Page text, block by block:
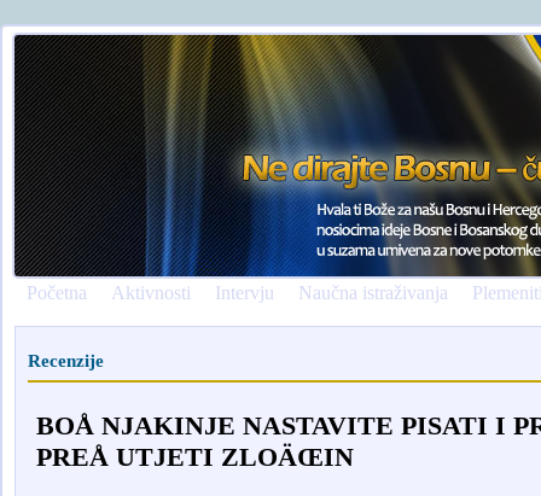
Početna Aktivnosti Intervju Naučna istraživanja
Recenzije
BOÅ NJAKINJE NASTAVITE PISATI I
PREÅ UTJETI ZLOÄŒIN